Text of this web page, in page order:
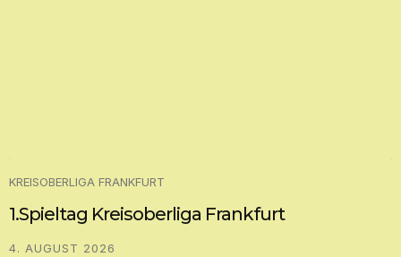
KREISOBERLIGA FRANKFURT
1.Spieltag Kreisoberliga Frankfurt
4. AUGUST 2026